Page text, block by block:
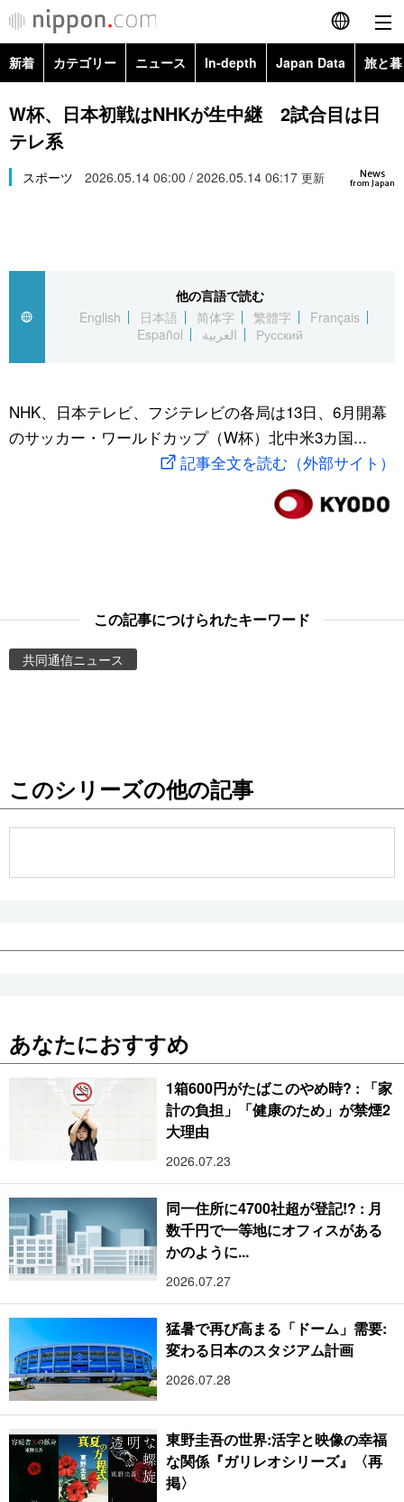
English
简体字
Русский
カテゴリー
経済・ビジネス
国際
文化
トップ
アーカイブ
In-depth
Japan Data
動画/Live
お知らせ
新着 カテゴリー ニュース In-depth Japan Data 旅と
政治・外交
経済・ビジネス
スポーツ・東京2020
Topics
W杯、日本初戦はNHKが生中継 2試合目は日
テレ系
News
from Japan
スポーツ 2026.05.14 06:00 / 2026.05.14 06:17 更新
他の言語で読む
English
日本語 简体字 繁體字
Français
Español
العربية Русский
NHK、日本テレビ、フジテレビの各局は13日、6月開幕
のサッカー・ワールドカップ（W杯）北中米3カ国...
記事全文を読む（外部サイト）
この記事につけられたキーワード
共同通信ニュース
このシリーズの他の記事
あなたにおすすめ
1箱600円がたばこのやめ時? : 「家
計の負担」「健康のため」が禁煙2
大理由
2026.07.23
同一住所に4700社超が登記!? : 月
数千円で一等地にオフィスがある
かのように...
2026.07.27
猛暑で再び高まる「ドーム」需要:
変わる日本のスタジアム計画
2026.07.28
東野圭吾の世界:活字と映像の幸福
な関係『ガリレオシリーズ』〈再
掲〉